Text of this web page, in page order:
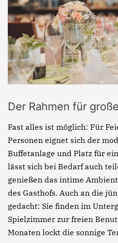
Der Rahmen für
Fast alles ist möglich: Für
Personen eignet sich der
Buffetanlage und Platz für
lässt sich bei Bedarf auch
genießen das intime
des Gasthofs. Auch an die
gedacht: Sie finden im
Spielzimmer zur freien
Monaten lockt die sonnige
Überschrift
Notfall
Lorem ipsum dolor sit
adipisicing elit, sed do
ut labore et dolore magna
minim veniam, quis
laboris nisi ut aliquip ex ea